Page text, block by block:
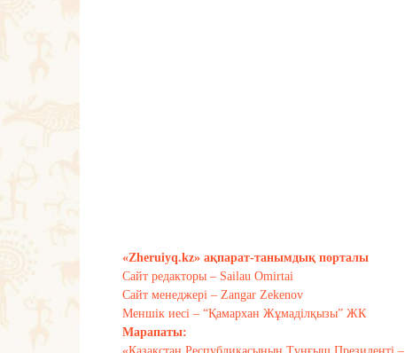
«Zheruiyq.kz» ақпарат-танымдық порталы
Сайт редакторы – Sailau Omirtai
Сайт менеджері – Zangar Zekenov
Меншік иесі – “Қамархан Жұмаділқызы” ЖК
Марапаты: